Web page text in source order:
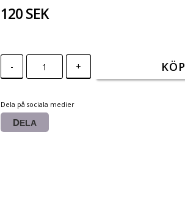
120 SEK
- + KÖP
Dela på sociala medier
DELA